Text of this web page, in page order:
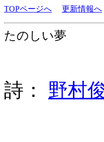
TOPページへ 更新情報へ
たのしい夢
詩： 野村